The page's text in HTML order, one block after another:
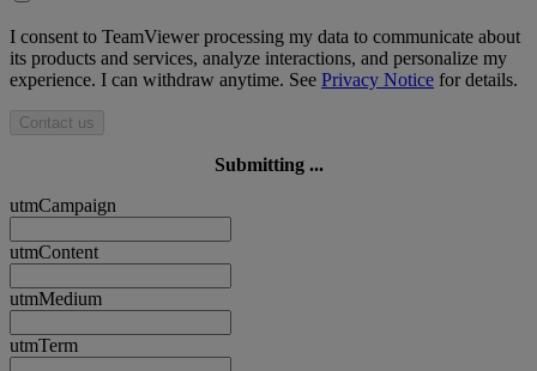
I consent to TeamViewer processing my data to communicate about
its products and services, analyze interactions, and personalize my
experience. I can withdraw anytime. See Privacy Notice for details.
Contact us
Submitting ...
utmCampaign
utmContent
utmMedium
utmTerm